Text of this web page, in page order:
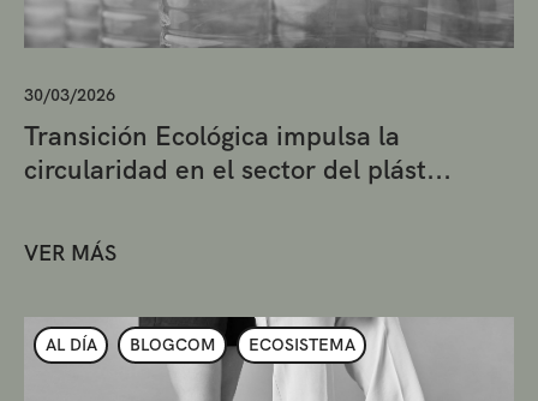
30/03/2026
Transición Ecológica impulsa la
circularidad en el sector del plást...
VER MÁS
AL DÍA BLOGCOM ECOSISTEMA